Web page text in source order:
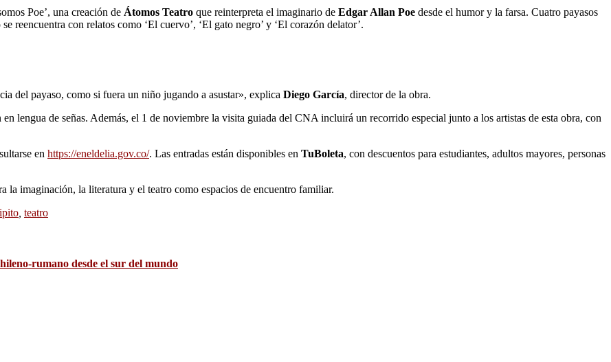
Poe’, una creación de Átomos Teatro que reinterpreta el imaginario de Edgar Allan Poe desde el humor y la farsa. Cuatro payasos
reencuentra con relatos como ‘El cuervo’, ‘El gato negro’ y ‘El corazón delator’.
del payaso, como si fuera un niño jugando a asustar», explica Diego García, director de la obra.
lengua de señas. Además, el 1 de noviembre la visita guiada del CNA incluirá un recorrido especial junto a los artistas de esta obra, con
en https://eneldelia.gov.co/. Las entradas están disponibles en TuBoleta, con descuentos para estudiantes, adultos mayores, personas
imaginación, la literatura y el teatro como espacios de encuentro familiar.
, teatro
rumano desde el sur del mundo